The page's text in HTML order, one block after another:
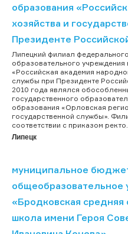
образования
хозяйства и
Президенте
Липецкий филиал
образовательного
«Российская академия
службы при Президенте
2010 года являлся
государственного
образования «Орловская
государственной службы».
соответствии с приказом ректо...
Липецк
муниципальное
общеобразовательное
«Бродковская
школа имени Героя